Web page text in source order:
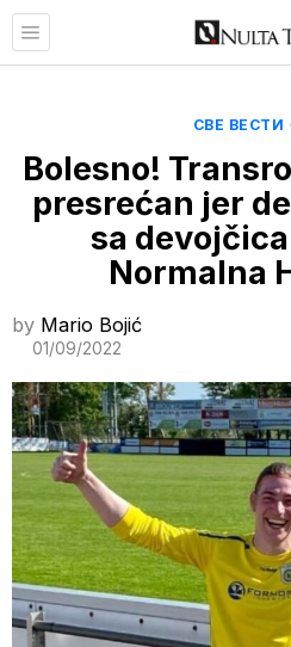
СВЕ ВЕСТИ ·
Bolesno!
presrećan jer
sa
Normalna
by Mario Bojić
01/09/2022